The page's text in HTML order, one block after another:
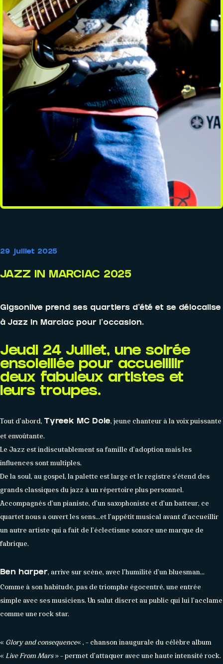
AGENDA
29 juillet 2025
JAZZ IN MARCIAC 2025
Gigsonlive prend ses quartiers d’été et se délocalise
à Jazz in Marciac pour l’occasion.
Jeudi 24 Juillet, une soirée
ensoleillée pour accueilllir
deux fabuleux artistes et
leurs troupes.
Tout d’abord, Tyreek MC Dole, jeune chanteur à la voix puissante
et envoûtante.
Le Jazz est indiscutablement sa famille d’adoption mais les
influences sont multiples.
De la soul, au gospel, la palette est large et le registre s’étend des
grands classiques du jazz à un répertoire plus personnel.
Accompagnés d’un pianiste, d’un saxophoniste et d’un batteur, ce
quartet nous a ouvert les sens…et l’appétit musical avant d’accueillir
un autre artiste qui a fait de l’éclectisme sonore une marque de
fabrique.
Ben harper, arrive sur scène, avec l’humilité d’un bluesman…
Comme à son habitude, pas de triomphe égocentré, une entrée
simple avec ses musiciens. Un salut discret au public qui lui l’acclame
comme une rock star.
« Glory and consequence« , – chanson inaugurale du célèbre album
« Live From Mars» – permet d’attaquer avec une haute intensité rock.